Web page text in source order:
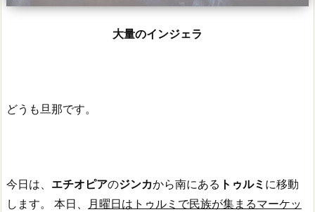
大量のインジェラ
どうも旦那です。
今日は、 エチオピアのジンカから南にある トゥルミ に移動
します。
本日、
月曜日はトゥルミで民族が集まるマーケッ